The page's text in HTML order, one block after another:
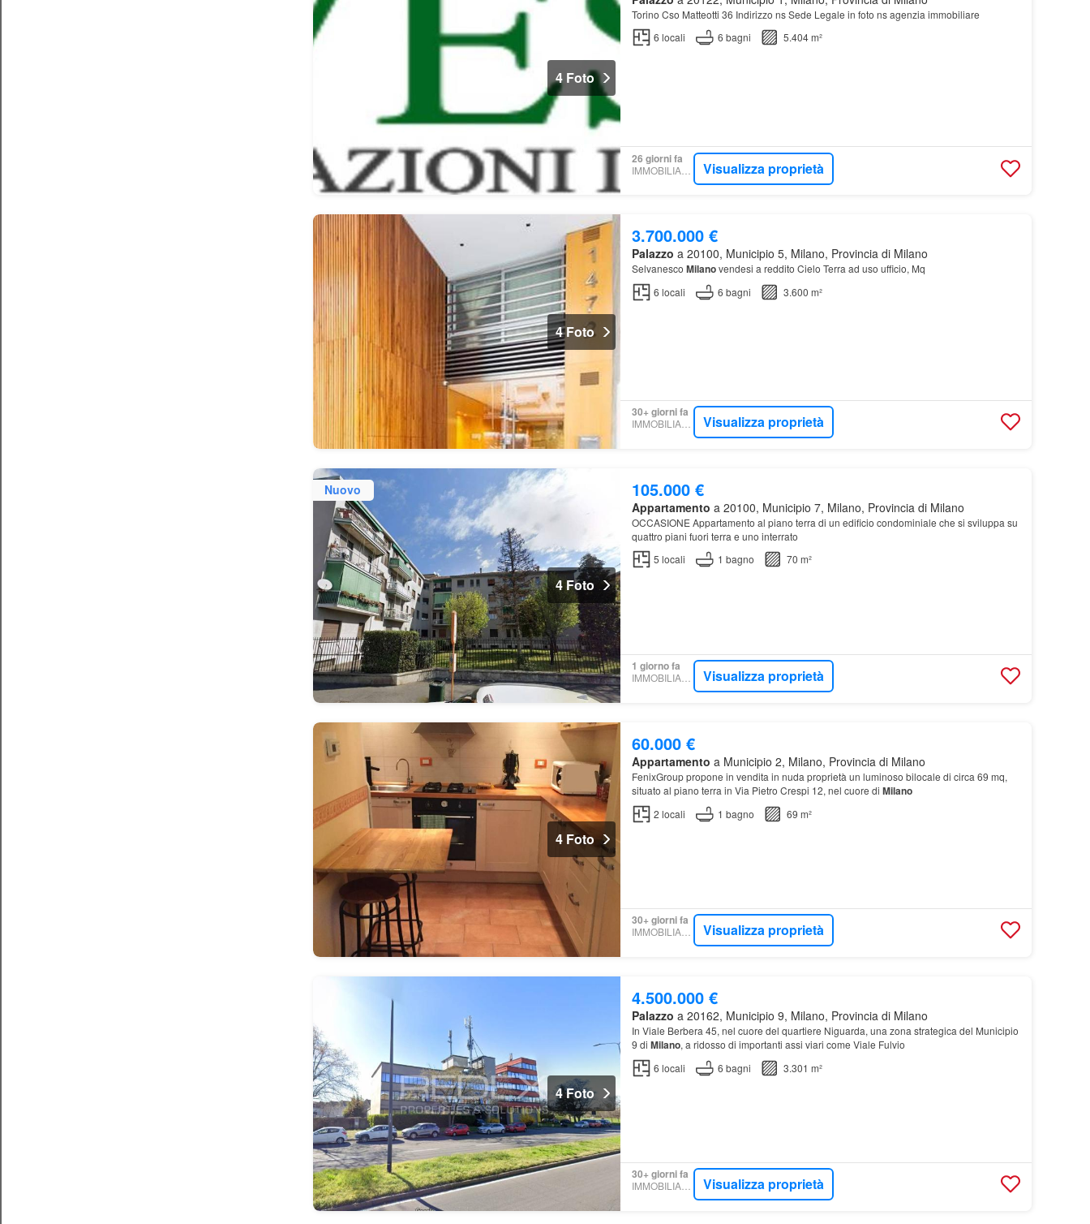
4 Foto
Torino Cso Matteotti 36 Indirizzo ns Sede Legale in foto ns agenzia immobiliare
6 locali 6 bagni 5.404 m²
26 giorni fa
IMMOBILIARE.IT Visualizza proprietà
4 Foto
3.700.000 €
Palazzo a 20100, Municipio 5, Milano, Provincia di Milano
Selvanesco Milanovendesi a reddito Cielo Terra ad uso ufficio, Mq
6 locali 6 bagni 3.600 m²
30+ giorni fa
IMMOBILIARE.IT Visualizza proprietà
Nuovo
4 Foto
105.000 €
Appartamento a 20100, Municipio 7, Milano, Provincia di Milano
OCCASIONE Appartamento al piano terra di un edificio condominiale che si sviluppa su
quattro piani fuori terra e uno interrato
5 locali 1 bagno 70 m²
1 giorno fa
IMMOBILIARE.IT Visualizza proprietà
4 Foto
60.000 €
Appartamento a Municipio 2, Milano, Provincia di Milano
FenixGroup propone in vendita in nuda proprietà un luminoso bilocale di circa 69 mq,
situato al piano terra in Via Pietro Crespi 12, nel cuore di Milano
2 locali 1 bagno 69 m²
30+ giorni fa
IMMOBILIARE.IT Visualizza proprietà
4 Foto
4.500.000 €
Palazzo a 20162, Municipio 9, Milano, Provincia di Milano
In Viale Berbera 45, nel cuore del quartiere Niguarda, una zona strategica del Municipio
9 di Milano, a ridosso di importanti assi viari come Viale Fulvio
6 locali 6 bagni 3.301 m²
30+ giorni fa
IMMOBILIARE.IT Visualizza proprietà